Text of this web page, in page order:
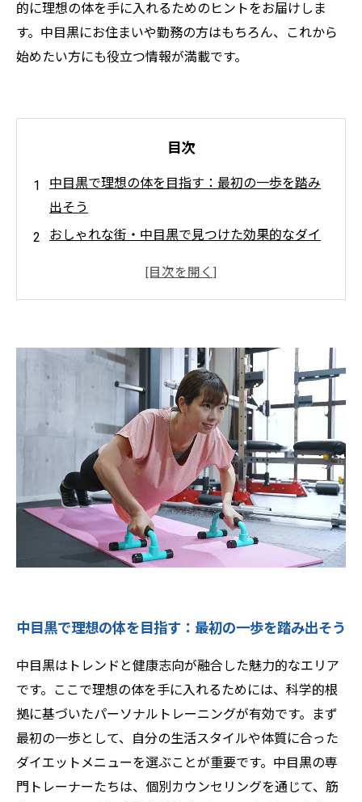
的に理想の体を手に入れるためのヒントをお届けしま
す。中目黒にお住まいや勤務の方はもちろん、これから
始めたい方にも役立つ情報が満載です。
目次
中目黒で理想の体を目指す：最初の一歩を踏み
出そう
おしゃれな街・中目黒で見つけた効果的なダイ
く続けるダイエット方法
中目黒で理想の体を手に入れた成功者たちのス
トーリーと感動のゴール
中目黒で人気のパーソナルトレーニングジム5選
とその特徴
これから始める人必見！中目黒のダイエットメ
ニューで健康にボディメイク
✨食べながらキレイに絞る！Light Body Gym
の本気ボディメイク💪
中目黒で理想の体を目指す：最初の一歩を踏み出そう
中目黒はトレンドと健康志向が融合した魅力的なエリア
です。ここで理想の体を手に入れるためには、科学的根
拠に基づいたパーソナルトレーニングが有効です。まず
最初の一歩として、自分の生活スタイルや体質に合った
ダイエットメニューを選ぶことが重要です。中目黒の専
門トレーナーたちは、個別カウンセリングを通じて、筋